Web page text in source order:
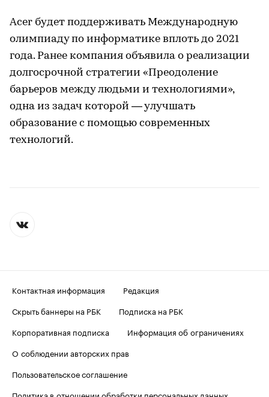
Acer будет поддерживать Международную
олимпиаду по информатике вплоть до 2021
года. Ранее компания объявила о реализации
долгосрочной стратегии «Преодоление
барьеров между людьми и технологиями»,
одна из задач которой — улучшать
образование с помощью современных
технологий.
Контактная информация
Редакция
Скрыть баннеры на РБК
Подписка на РБК
Корпоративная подписка
Информация об ограничениях
О соблюдении авторских прав
Пользовательское соглашение
Политика в отношении обработки персональных данных